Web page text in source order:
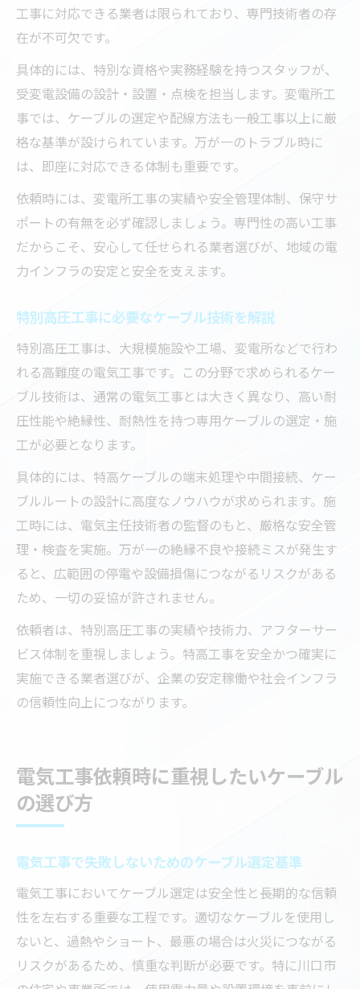
工事に対応できる業者は限られており、専門技術者の存
在が不可欠です。
具体的には、特別な資格や実務経験を持つスタッフが、
受変電設備の設計・設置・点検を担当します。変電所工
事では、ケーブルの選定や配線方法も一般工事以上に厳
格な基準が設けられています。万が一のトラブル時に
は、即座に対応できる体制も重要です。
依頼時には、変電所工事の実績や安全管理体制、保守サ
ポートの有無を必ず確認しましょう。専門性の高い工事
だからこそ、安心して任せられる業者選びが、地域の電
力インフラの安定と安全を支えます。
特別高圧工事に必要なケーブル技術を解説
特別高圧工事は、大規模施設や工場、変電所などで行わ
れる高難度の電気工事です。この分野で求められるケー
ブル技術は、通常の電気工事とは大きく異なり、高い耐
圧性能や絶縁性、耐熱性を持つ専用ケーブルの選定・施
工が必要となります。
具体的には、特高ケーブルの端末処理や中間接続、ケー
ブルルートの設計に高度なノウハウが求められます。施
工時には、電気主任技術者の監督のもと、厳格な安全管
理・検査を実施。万が一の絶縁不良や接続ミスが発生す
ると、広範囲の停電や設備損傷につながるリスクがある
ため、一切の妥協が許されません。
依頼者は、特別高圧工事の実績や技術力、アフターサー
ビス体制を重視しましょう。特高工事を安全かつ確実に
実施できる業者選びが、企業の安定稼働や社会インフラ
の信頼性向上につながります。
電気工事依頼時に重視したいケーブル
の選び方
電気工事で失敗しないためのケーブル選定基準
電気工事においてケーブル選定は安全性と長期的な信頼
性を左右する重要な工程です。適切なケーブルを使用し
ないと、過熱やショート、最悪の場合は火災につながる
リスクがあるため、慎重な判断が必要です。特に川口市